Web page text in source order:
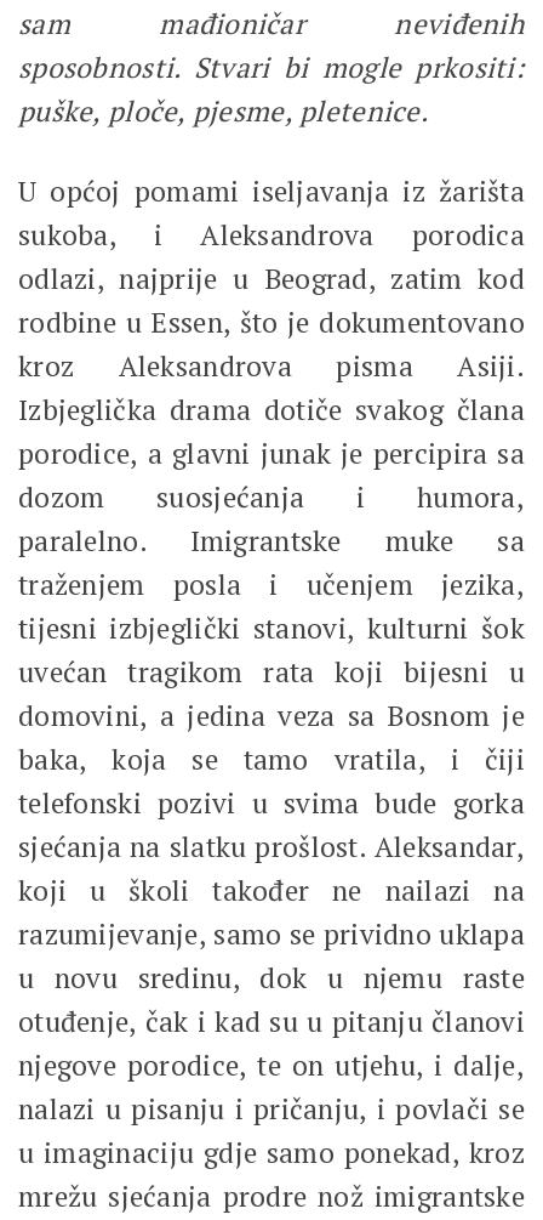
sam mađioničar neviđenih
sposobnosti. Stvari bi mogle prkositi:
puške, ploče, pjesme, pletenice.
U općoj pomami iseljavanja iz žarišta
sukoba, i Aleksandrova porodica
odlazi, najprije u Beograd, zatim kod
rodbine u Essen, što je dokumentovano
kroz Aleksandrova pisma Asiji.
Izbjeglička drama dotiče svakog člana
porodice, a glavni junak je percipira sa
dozom suosjećanja i humora,
paralelno. Imigrantske muke sa
traženjem posla i učenjem jezika,
tijesni izbjeglički stanovi, kulturni šok
uvećan tragikom rata koji bijesni u
domovini, a jedina veza sa Bosnom je
baka, koja se tamo vratila, i čiji
telefonski pozivi u svima bude gorka
sjećanja na slatku prošlost. Aleksandar,
koji u školi također ne nailazi na
razumijevanje, samo se prividno uklapa
u novu sredinu, dok u njemu raste
otuđenje, čak i kad su u pitanju članovi
njegove porodice, te on utjehu, i dalje,
nalazi u pisanju i pričanju, i povlači se
u imaginaciju gdje samo ponekad, kroz
mrežu sjećanja prodre nož imigrantske